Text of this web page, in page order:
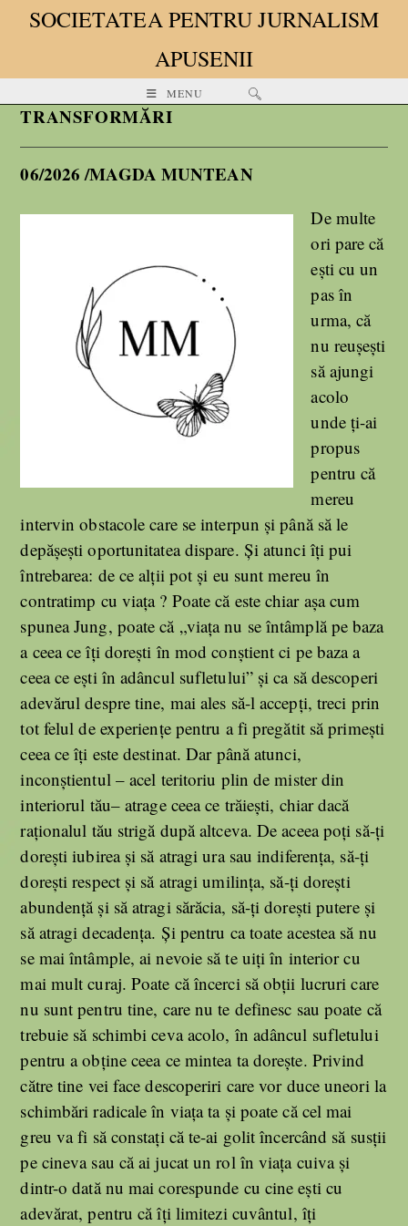
SOCIETATEA PENTRU JURNALISM
APUSENII
MENU
TRANSFORMĂRI
06/2026 /MAGDA MUNTEAN
De multe
ori pare că
ești cu un
pas în
urma, că
nu reușești
să ajungi
acolo
unde ți-ai
propus
pentru că
mereu
intervin obstacole care se interpun și până să le
depășești oportunitatea dispare. Și atunci îți pui
întrebarea: de ce alții pot și eu sunt mereu în
contratimp cu viața ? Poate că este chiar așa cum
spunea Jung, poate că „viața nu se întâmplă pe baza
a ceea ce îți dorești în mod conștient ci pe baza a
ceea ce ești în adâncul sufletului” și ca să descoperi
adevărul despre tine, mai ales să-l accepți, treci prin
tot felul de experiențe pentru a fi pregătit să primești
ceea ce îți este destinat. Dar până atunci,
inconștientul – acel teritoriu plin de mister din
interiorul tău– atrage ceea ce trăiești, chiar dacă
raționalul tău strigă după altceva. De aceea poți să-ți
dorești iubirea și să atragi ura sau indiferența, să-ți
dorești respect și să atragi umilința, să-ți dorești
abundență și să atragi sărăcia, să-ți dorești putere și
să atragi decadența. Și pentru ca toate acestea să nu
se mai întâmple, ai nevoie să te uiți în interior cu
mai mult curaj. Poate că încerci să obții lucruri care
nu sunt pentru tine, care nu te definesc sau poate că
trebuie să schimbi ceva acolo, în adâncul sufletului
pentru a obține ceea ce mintea ta dorește. Privind
către tine vei face descoperiri care vor duce uneori la
schimbări radicale în viața ta și poate că cel mai
greu va fi să constați că te-ai golit încercând să susții
pe cineva sau că ai jucat un rol în viața cuiva și
dintr-o dată nu mai corespunde cu cine ești cu
adevărat, pentru că îți limitezi cuvântul, îți